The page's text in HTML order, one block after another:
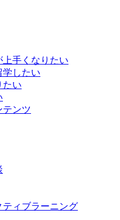
上手くなりたい
学したい
たい
テンツ
ティブラーニング